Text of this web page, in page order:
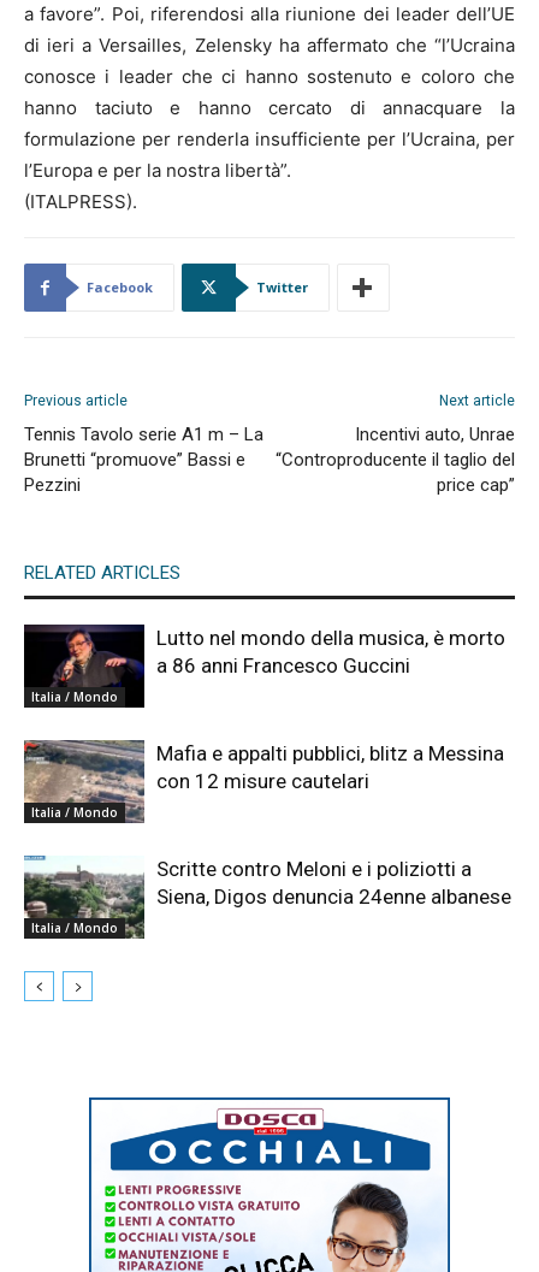
a favore”. Poi, riferendosi alla riunione dei leader dell’UE
di ieri a Versailles, Zelensky ha affermato che “l’Ucraina
conosce i leader che ci hanno sostenuto e coloro che
hanno taciuto e hanno cercato di annacquare la
formulazione per renderla insufficiente per l’Ucraina, per
l’Europa e per la nostra libertà”.
(ITALPRESS).
Facebook Twitter
Previous article
Tennis Tavolo serie A1 m – La
Brunetti “promuove” Bassi e
Pezzini
Next article
Incentivi auto, Unrae
“Controproducente il taglio del
price cap”
RELATED ARTICLES
Italia / Mondo
Lutto nel mondo della musica, è morto
a 86 anni Francesco Guccini
Italia / Mondo
Mafia e appalti pubblici, blitz a Messina
con 12 misure cautelari
Italia / Mondo
Scritte contro Meloni e i poliziotti a
Siena, Digos denuncia 24enne albanese